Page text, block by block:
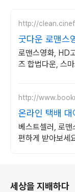
http://
굿다운 로맨스
원+10%추가
로맨스영화, HD
즈 합법다운, 스
http://
온라인 택배 대
베스트셀러, 로
편하게 받아보세
세상을 지배하다